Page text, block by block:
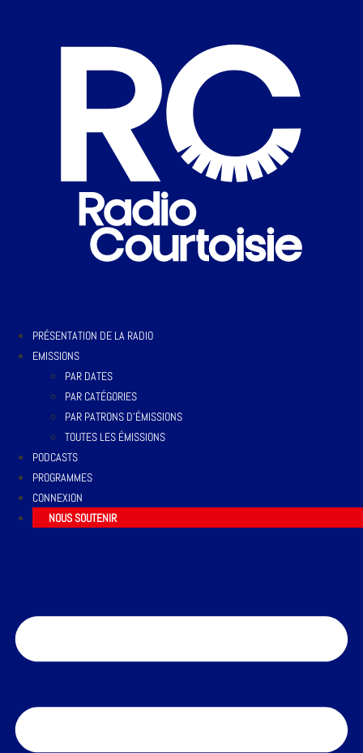
PRÉSENTATION DE LA RADIO
EMISSIONS
PAR DATES
PAR CATÉGORIES
PAR PATRONS D’ÉMISSIONS
TOUTES LES ÉMISSIONS
PODCASTS
PROGRAMMES
CONNEXION
NOUS SOUTENIR